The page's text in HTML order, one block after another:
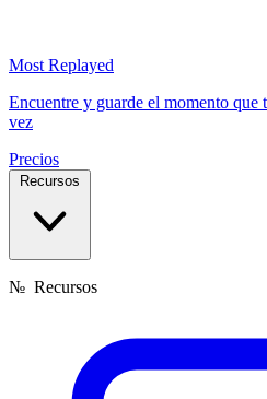
Most Replayed
Encuentre y guarde el momento que
vez
Precios
Recursos
№ Recursos